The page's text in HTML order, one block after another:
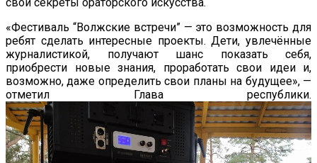
свои секреты ораторского искусства.
«Фестиваль “Волжские встречи” — это возможность для
ребят сделать интересные проекты. Дети, увлечённые
журналистикой, получают шанс показать себя,
приобрести новые знания, проработать свои идеи и,
возможно, даже определить свои планы на будущее», —
отметил Глава республики.